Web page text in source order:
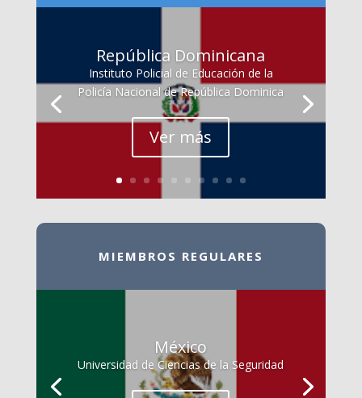
República Dominicana
Instituto Policial de Educación de la
Policía Nacional de República Dominica
Ver más
MIEMBROS REGULARES
México
Universidad de Ciencias de la Seguridad